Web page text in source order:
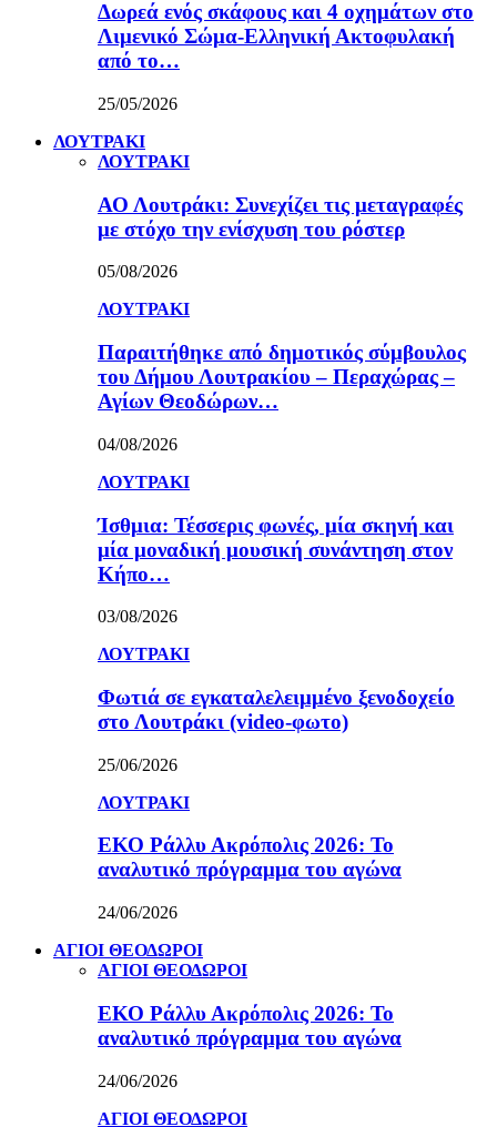
Δωρεά ενός σκάφους και 4 οχημάτων στο
Λιμενικό Σώμα-Ελληνική Ακτοφυλακή
από το…
25/05/2026
ΛΟΥΤΡΑΚΙ
ΛΟΥΤΡΑΚΙ
ΑΟ Λουτράκι: Συνεχίζει τις μεταγραφές
με στόχο την ενίσχυση του ρόστερ
05/08/2026
ΛΟΥΤΡΑΚΙ
Παραιτήθηκε από δημοτικός σύμβουλος
του Δήμου Λουτρακίου – Περαχώρας –
Αγίων Θεοδώρων…
04/08/2026
ΛΟΥΤΡΑΚΙ
Ίσθμια: Τέσσερις φωνές, μία σκηνή και
μία μοναδική μουσική συνάντηση στον
Κήπο…
03/08/2026
ΛΟΥΤΡΑΚΙ
Φωτιά σε εγκαταλελειμμένο ξενοδοχείο
στο Λουτράκι (video-φωτο)
25/06/2026
ΛΟΥΤΡΑΚΙ
ΕΚΟ Ράλλυ Ακρόπολις 2026: Το
αναλυτικό πρόγραμμα του αγώνα
24/06/2026
ΑΓΙΟΙ ΘΕΟΔΩΡΟΙ
ΑΓΙΟΙ ΘΕΟΔΩΡΟΙ
ΕΚΟ Ράλλυ Ακρόπολις 2026: Το
αναλυτικό πρόγραμμα του αγώνα
24/06/2026
ΑΓΙΟΙ ΘΕΟΔΩΡΟΙ